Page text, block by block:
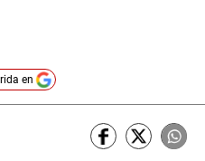
en